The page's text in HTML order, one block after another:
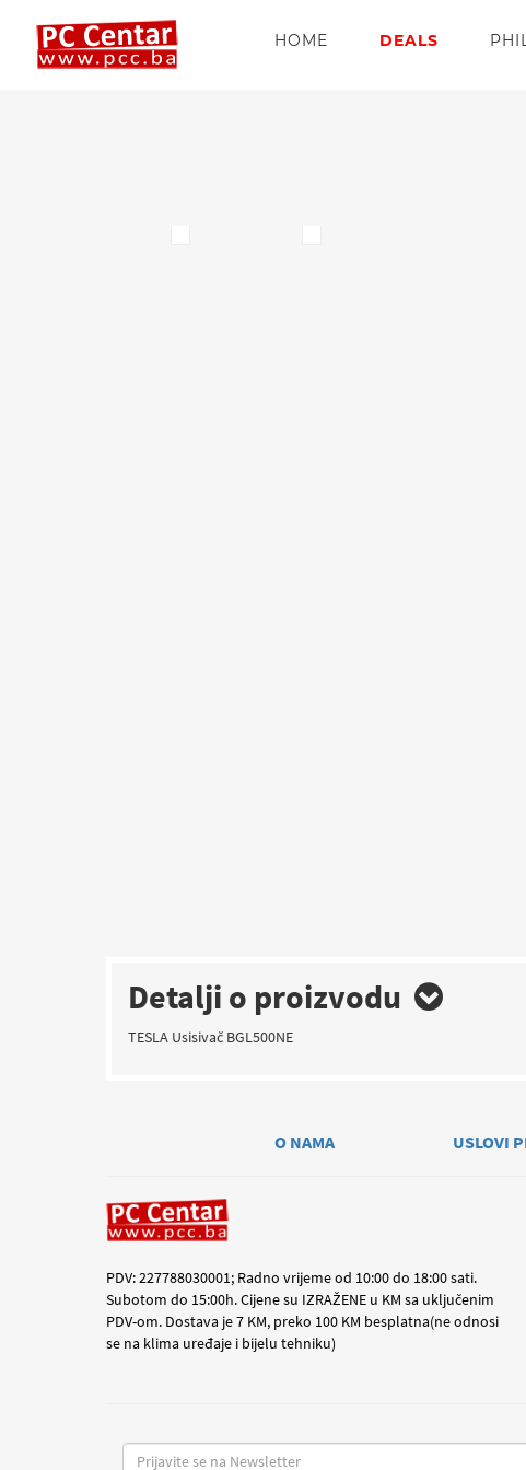
HOME DEALS
Detalji o proizvodu
TESLA Usisivač BGL500NE
O NAMA USLOVI
PDV: 227788030001; Radno vrijeme od 10:00 do 18:00 sati.
Subotom do 15:00h. Cijene su IZRAŽENE u KM sa uključenim
PDV-om. Dostava je 7 KM, preko 100 KM besplatna(ne odnosi
se na klima uređaje i bijelu tehniku)